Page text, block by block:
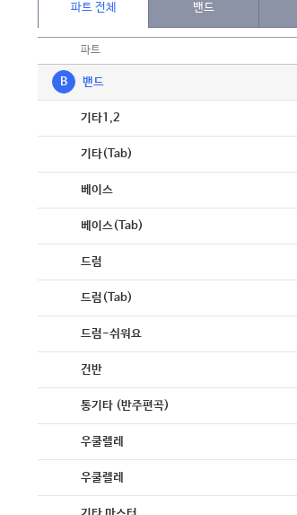
파트 전체 밴드
파트
B 밴드
기타1,2
기타(Tab)
베이스
베이스(Tab)
드럼
드럼(Tab)
드럼-쉬워요
건반
통기타 (반주편곡)
우쿨렐레
우쿨렐레